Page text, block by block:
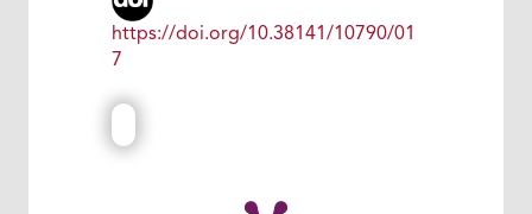
https://doi.org/10.38141/10790/01
7